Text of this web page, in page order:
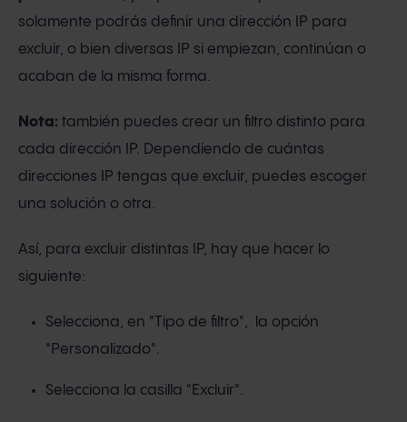
solamente podrás definir una dirección IP para
excluir, o bien diversas IP si empiezan, continúan o
acaban de la misma forma.
Nota: también puedes crear un filtro distinto para
cada dirección IP. Dependiendo de cuántas
direcciones IP tengas que excluir, puedes escoger
una solución o otra.
Así, para excluir distintas IP, hay que hacer lo
siguiente:
Selecciona, en "Tipo de filtro", la opción
"Personalizado".
Selecciona la casilla "Excluir".